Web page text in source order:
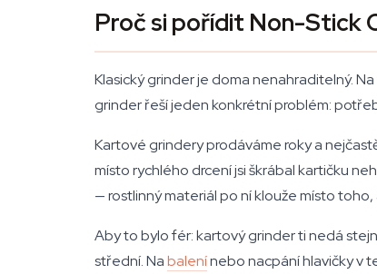
Proč si pořídit Non-Stick
Klasický grinder je doma nenahraditelný.
grinder řeší jeden konkrétní problém:
Kartové grindery prodáváme roky a
místo rychlého drcení jsi škrábal kartičku
— rostlinný materiál po ní klouže místo
Aby to bylo fér: kartový grinder ti nedá
střední. Nabalenínebo nacpání hlavičky v